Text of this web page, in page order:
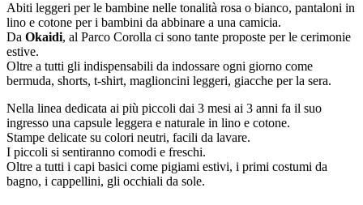
Abiti leggeri per le bambine nelle tonalità rosa o bianco, pantaloni in
lino e cotone per i bambini da abbinare a una camicia.
Da Okaidi, al Parco Corolla ci sono tante proposte per le cerimonie
estive.
Oltre a tutti gli indispensabili da indossare ogni giorno come
bermuda, shorts, t-shirt, maglioncini leggeri, giacche per la sera.
Nella linea dedicata ai più piccoli dai 3 mesi ai 3 anni fa il suo
ingresso una capsule leggera e naturale in lino e cotone.
Stampe delicate su colori neutri, facili da lavare.
I piccoli si sentiranno comodi e freschi.
Oltre a tutti i capi basici come pigiami estivi, i primi costumi da
bagno, i cappellini, gli occhiali da sole.